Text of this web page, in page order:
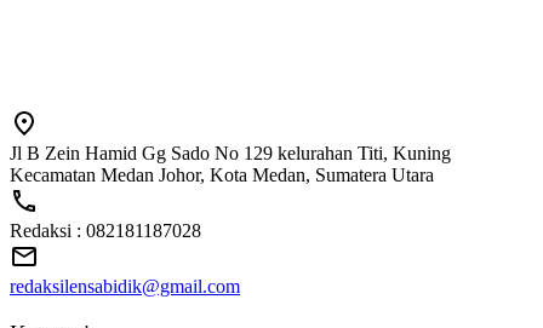
Jl B Zein Hamid Gg Sado No 129 kelurahan Titi, Kuning
Kecamatan Medan Johor, Kota Medan, Sumatera Utara
Redaksi : 082181187028
redaksilensabidik@gmail.com